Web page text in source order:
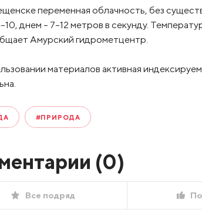
переменная облачность, без
10, днем – 7-12 метров в секунду.
Амурский гидрометцентр.
материалов активная
#ПРИРОДА
(0)
Все подряд